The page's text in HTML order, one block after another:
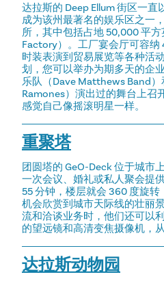
达拉斯的 Deep Ellum 街区一
成为该州最著名的娱乐区之一
所，其中包括占地 50,000 平
Factory）。工厂宴会厅可容
时装表演到贸易展览等各种活
划，您可以举办为期多天的企
乐队（Dave Matthews Band
Ramones）演出过的舞台上召
感觉自己像摇滚明星一样。
重聚塔
团圆塔的 GeO-Deck 位于城市
一次会议、婚礼或私人聚会提
55 分钟，楼层就会 360 度旋
机会欣赏到城市天际线的壮丽
流和洽谈业务时，他们还可以
的望远镜和高清变焦摄像机，
达拉斯动物园